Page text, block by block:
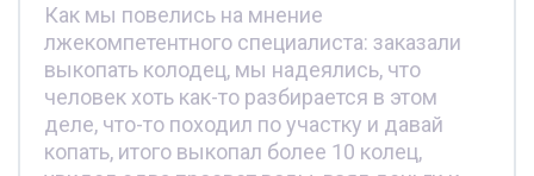
Как мы повелись на мнение
лжекомпетентного специалиста: заказали
выкопать колодец, мы надеялись, что
человек хоть как-то разбирается в этом
деле, что-то походил по участку и давай
копать, итого выкопал более 10 колец,